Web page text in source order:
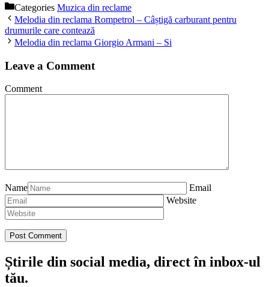
Categories Muzica din reclame
Melodia din reclama Rompetrol – Câștigă carburant pentru
drumurile care contează
Melodia din reclama Giorgio Armani – Si
Leave a Comment
Comment
Name
Email
Website
Știrile din social media, direct în inbox-ul
tău.